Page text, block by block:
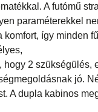
A futómű
paraméterekkel
így minden
2 szükségülés,
jó.
A dupla kabinos